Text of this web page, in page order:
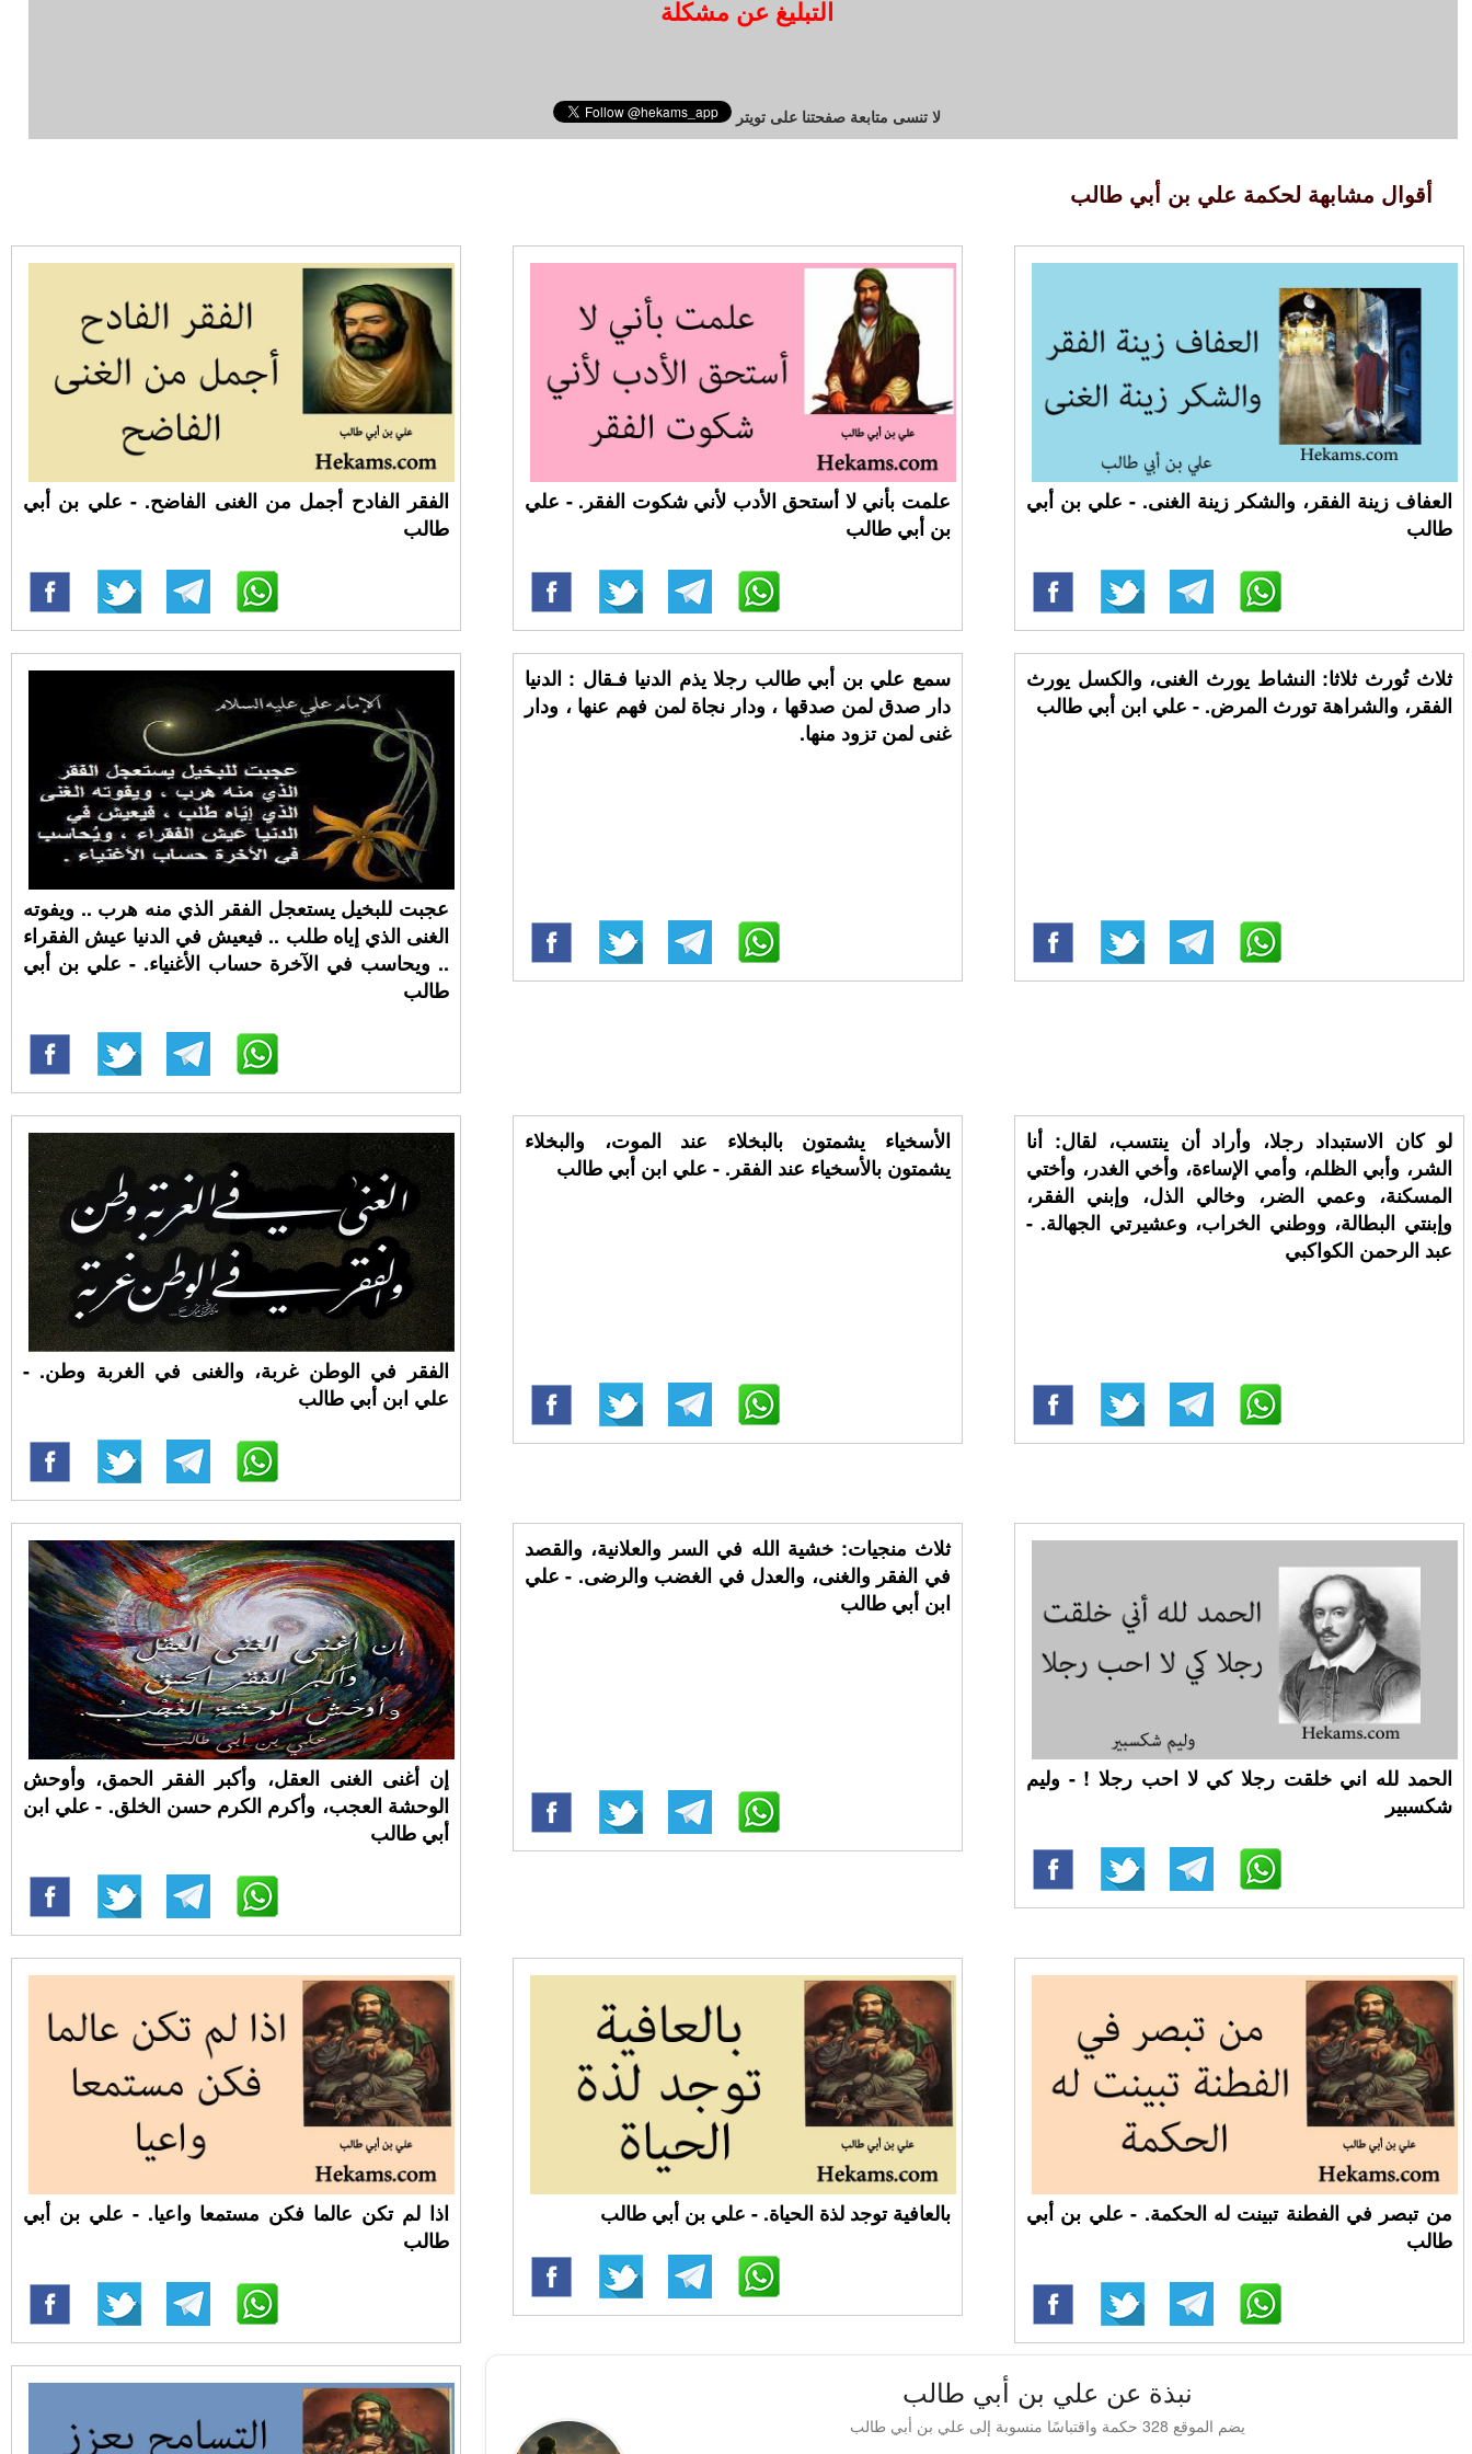
التبليغ عن مشكلة
لا تنسى متابعة صفحتنا على تويتر
أقوال مشابهة لحكمة علي بن أبي طالب
الفقر الفادح أجمل من الغنى الفاضح. - علي بن أبي
طالب
علمت بأني لا أستحق الأدب لأني شكوت الفقر. - علي
بن أبي طالب
العفاف زينة الفقر، والشكر زينة الغنى. - علي بن أبي
طالب
عجبت للبخيل يستعجل الفقر الذي منه هرب .. ويفوته
الغنى الذي إياه طلب .. فيعيش في الدنيا عيش الفقراء
.. ويحاسب في الآخرة حساب الأغنياء. - علي بن أبي
طالب
سمع علي بن أبي طالب رجلا يذم الدنيا فـقال : الدنيا
دار صدق لمن صدقها ، ودار نجاة لمن فهم عنها ، ودار
غنى لمن تزود منها.
ثلاث تُورث ثلاثا: النشاط يورث الغنى، والكسل يورث
الفقر، والشراهة تورث المرض. - علي ابن أبي طالب
الفقر في الوطن غربة، والغنى في الغربة وطن. -
علي ابن أبي طالب
الأسخياء يشمتون بالبخلاء عند الموت، والبخلاء
يشمتون بالأسخياء عند الفقر. - علي ابن أبي طالب
لو كان الاستبداد رجلا، وأراد أن ينتسب، لقال: أنا
الشر، وأبي الظلم، وأمي الإساءة، وأخي الغدر، وأختي
المسكنة، وعمي الضر، وخالي الذل، وإبني الفقر،
وإبنتي البطالة، ووطني الخراب، وعشيرتي الجهالة. -
عبد الرحمن الكواكبي
إن أغنى الغنى العقل، وأكبر الفقر الحمق، وأوحش
الوحشة العجب، وأكرم الكرم حسن الخلق. - علي ابن
أبي طالب
ثلاث منجيات: خشية الله في السر والعلانية، والقصد
في الفقر والغنى، والعدل في الغضب والرضى. - علي
ابن أبي طالب
الحمد لله اني خلقت رجلا كي لا احب رجلا ! - وليم
شكسبير
اذا لم تكن عالما فكن مستمعا واعيا. - علي بن أبي
طالب
بالعافية توجد لذة الحياة. - علي بن أبي طالب
من تبصر في الفطنة تبينت له الحكمة. - علي بن أبي
طالب
نبذة عن علي بن أبي طالب
يضم الموقع 328 حكمة واقتباسًا منسوبة إلى علي بن أبي طالب